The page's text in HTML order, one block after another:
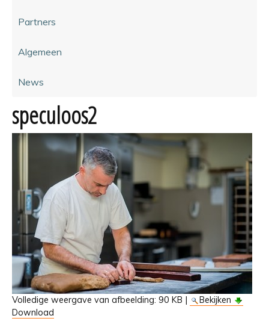
Partners
Algemeen
News
speculoos2
Volledige weergave van afbeelding: 90 KB |
Bekijken
Download